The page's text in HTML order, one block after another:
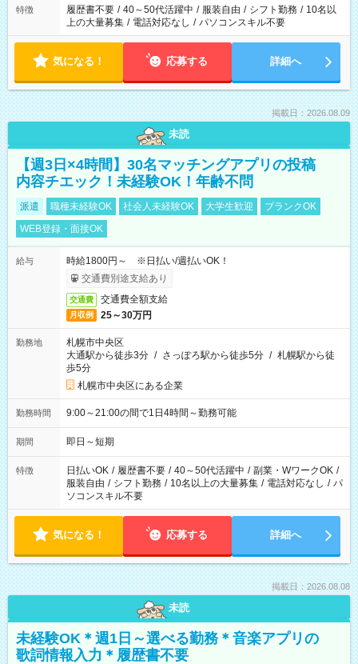
合は応募できません。
特徴 履歴書不要 / 40～50代活躍中 / 服装自由 / シフト勤務 / 10名以
上の大量募集 / 電話対応なし / パソコンスキル不要
気になる！ 応募する 詳細へ
掲載日：2026.08.09
未読
【週3日×4時間】30名マッチングアプリの投稿
内容チエック！未経験OK！年齢不問
派遣 職種未経験OK 社会人未経験OK 大学生歓迎
ブランクOK
WEB登録・面接OK
給与
時給1800円～ ※日払い/週払いOK！
交通費別途支給あり
交通費 交通費全額支給
月収例 25～30万円
勤務地
札幌市中央区
大通駅から徒歩3分 / さっぽろ駅から徒歩5分 / 札幌駅から徒
歩5分
札幌市中央区にある企業
勤務時間 9:00～21:00の間で1日4時間～勤務可能
期間 即日～短期
特徴 日払いOK / 履歴書不要 / 40～50代活躍中 / 副業・WワークOK /
服装自由 / シフト勤務 / 10名以上の大量募集 / 電話対応なし / パ
ソコンスキル不要
気になる！ 応募する 詳細へ
掲載日：2026.08.08
未読
未経験OK＊週1日～選べる勤務＊音楽アプリの
歌詞情報入力＊履歴書不要